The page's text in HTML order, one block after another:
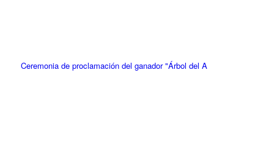
Ceremonia de proclamación del ganador "Árbol del A